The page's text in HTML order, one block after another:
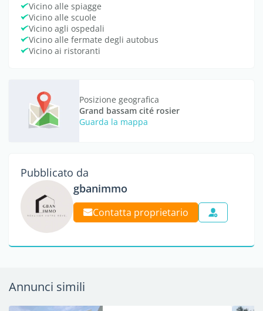
Vicino alle spiagge
Vicino alle scuole
Vicino agli ospedali
Vicino alle fermate degli autobus
Vicino ai ristoranti
Posizione geografica
Grand bassam cité rosier
Guarda la mappa
Pubblicato da
gbanimmo
Contatta proprietario
Annunci simili